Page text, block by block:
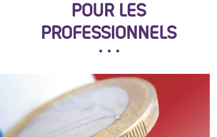
POUR LES
PROFESSIONNELS